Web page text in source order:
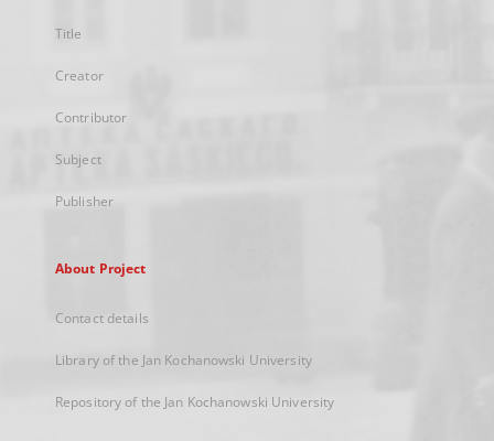
Title
Creator
Contributor
Subject
Publisher
About Project
Contact details
Library of the Jan Kochanowski University
Repository of the Jan Kochanowski University